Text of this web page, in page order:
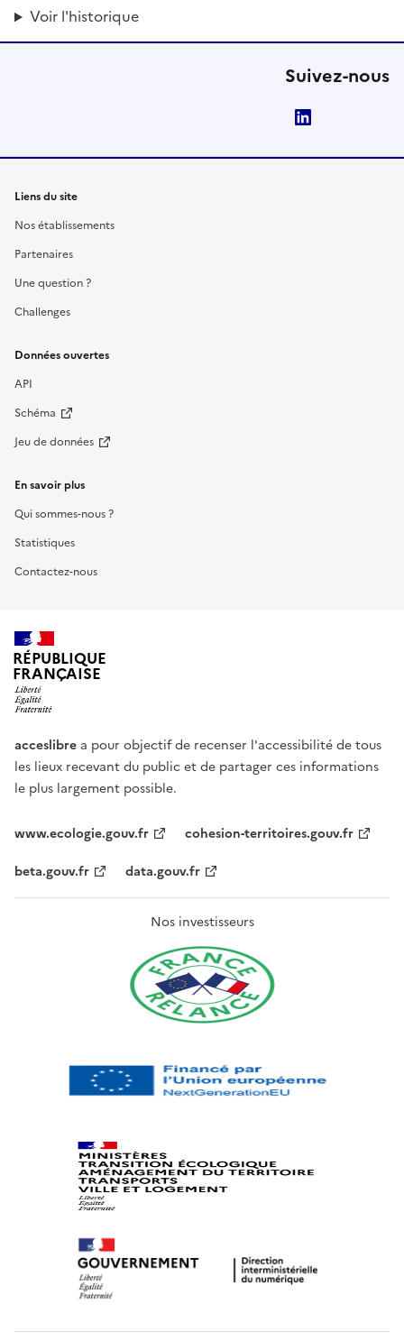
Voir l'historique
Suivez-nous
Liens du site
Nos établissements
Partenaires
Une question ?
Challenges
Données ouvertes
API
Schéma
Jeu de données
En savoir plus
Qui sommes-nous ?
Statistiques
Contactez-nous
RÉPUBLIQUE
FRANÇAISE
acceslibre a pour objectif de recenser l'accessibilité de tous
les lieux recevant du public et de partager ces informations
le plus largement possible.
www.ecologie.gouv.fr
cohesion-territoires.gouv.fr
beta.gouv.fr
data.gouv.fr
Nos investisseurs